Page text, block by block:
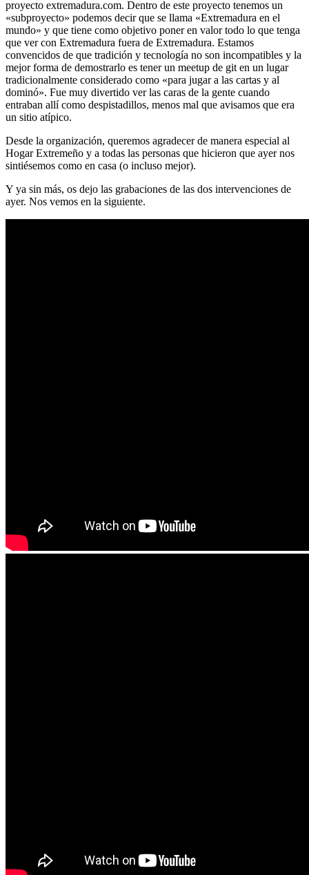
proyecto extremadura.com. Dentro de este proyecto tenemos un
«subproyecto» podemos decir que se llama «Extremadura en el
mundo» y que tiene como objetivo poner en valor todo lo que tenga
que ver con Extremadura fuera de Extremadura. Estamos
convencidos de que tradición y tecnología no son incompatibles y la
mejor forma de demostrarlo es tener un meetup de git en un lugar
tradicionalmente considerado como «para jugar a las cartas y al
dominó». Fue muy divertido ver las caras de la gente cuando
entraban allí como despistadillos, menos mal que avisamos que era
un sitio atípico.
Desde la organización, queremos agradecer de manera especial al
Hogar Extremeño y a todas las personas que hicieron que ayer nos
sintiésemos como en casa (o incluso mejor).
Y ya sin más, os dejo las grabaciones de las dos intervenciones de
ayer. Nos vemos en la siguiente.